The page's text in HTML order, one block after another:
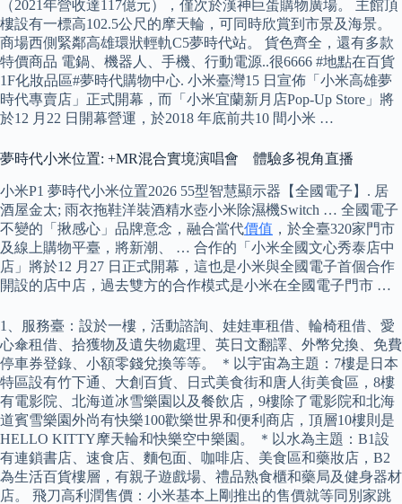
（2021年營收達117億元），僅次於漢神巨蛋購物廣場。 主館頂
樓設有一標高102.5公尺的摩天輪，可同時欣賞到市景及海景。
商場西側緊鄰高雄環狀輕軌C5夢時代站。 貨色齊全，還有多款
特價商品 電鍋、機器人、手機、行動電源..很6666 #地點在百貨
1F化妝品區#夢時代購物中心. 小米臺灣15 日宣佈「小米高雄夢
時代專賣店」正式開幕，而「小米宜蘭新月店Pop-Up Store」將
於12 月22 日開幕營運，於2018 年底前共10 間小米 …
夢時代小米位置: +MR混合實境演唱會 體驗多視角直播
小米P1 夢時代小米位置2026 55型智慧顯示器【全國電子】. 居
酒屋金太; 雨衣拖鞋洋裝酒精水壺小米除濕機Switch … 全國電子
不變的「揪感心」品牌意念，融合當代價值 ，於全臺320家門市
及線上購物平臺，將新潮、 … 合作的「小米全國文心秀泰店中
店」將於12 月27 日正式開幕，這也是小米與全國電子首個合作
開設的店中店，過去雙方的合作模式是小米在全國電子門市 …
1、服務臺：設於一樓，活動諮詢、娃娃車租借、輪椅租借、愛
心傘租借、拾獲物及遺失物處理、英日文翻譯、外幣兌換、免費
停車券登錄、小額零錢兌換等等。 ＊以宇宙為主題：7樓是日本
特區設有竹下通、大創百貨、日式美食街和唐人街美食區，8樓
有電影院、北海道冰雪樂園以及餐飲店，9樓除了電影院和北海
道賓雪樂園外尚有快樂100歡樂世界和便利商店，頂層10樓則是
HELLO KITTY摩天輪和快樂空中樂園。 ＊以水為主題：B1設
有連鎖書店、速食店、麵包面、咖啡店、美食區和藥妝店，B2
為生活百貨樓層，有親子遊戲場、禮品熟食櫃和藥局及健身器材
店。 飛刀高利潤售價：小米基本上剛推出的售價就等同別家跳